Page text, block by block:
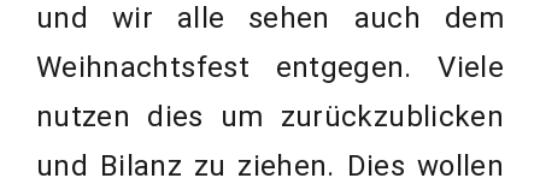
und wir alle sehen auch dem
Weihnachtsfest entgegen. Viele
nutzen dies um zurückzublicken
und Bilanz zu ziehen. Dies wollen